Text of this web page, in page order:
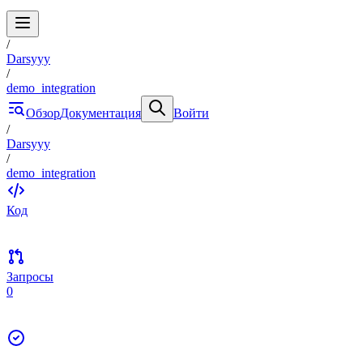
/
Darsyyy
/
demo_integration
ОбзорДокументация
Войти
/
Darsyyy
/
demo_integration
Код
Запросы
0